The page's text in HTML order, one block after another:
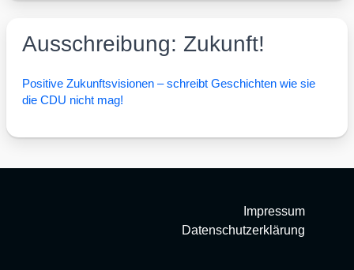
Ausschreibung: Zukunft!
Posi­ti­ve Zukunfts­vi­sio­nen – schreibt Geschich­ten wie sie
die CDU nicht mag!
Impressum
Datenschutzerklärung